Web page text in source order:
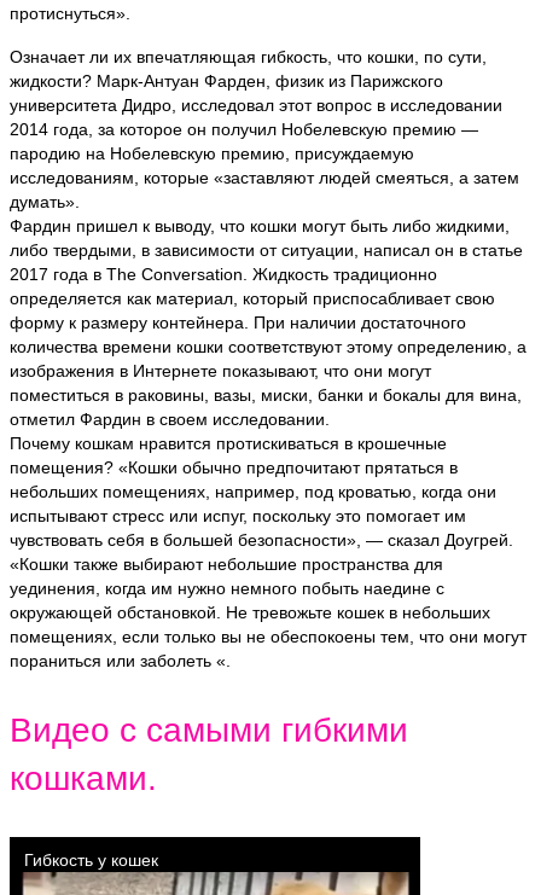
протиснуться».
Означает ли их впечатляющая гибкость, что кошки, по сути,
жидкости? Марк-Антуан Фарден, физик из Парижского
университета Дидро, исследовал этот вопрос в исследовании
2014 года, за которое он получил Нобелевскую премию —
пародию на Нобелевскую премию, присуждаемую
исследованиям, которые «заставляют людей смеяться, а затем
думать».
Фардин пришел к выводу, что кошки могут быть либо жидкими,
либо твердыми, в зависимости от ситуации, написал он в статье
2017 года в The Conversation. Жидкость традиционно
определяется как материал, который приспосабливает свою
форму к размеру контейнера. При наличии достаточного
количества времени кошки соответствуют этому определению, а
изображения в Интернете показывают, что они могут
поместиться в раковины, вазы, миски, банки и бокалы для вина,
отметил Фардин в своем исследовании.
Почему кошкам нравится протискиваться в крошечные
помещения? «Кошки обычно предпочитают прятаться в
небольших помещениях, например, под кроватью, когда они
испытывают стресс или испуг, поскольку это помогает им
чувствовать себя в большей безопасности», — сказал Доугрей.
«Кошки также выбирают небольшие пространства для
уединения, когда им нужно немного побыть наедине с
окружающей обстановкой. Не тревожьте кошек в небольших
помещениях, если только вы не обеспокоены тем, что они могут
пораниться или заболеть «.
Видео с самыми гибкими
кошками.